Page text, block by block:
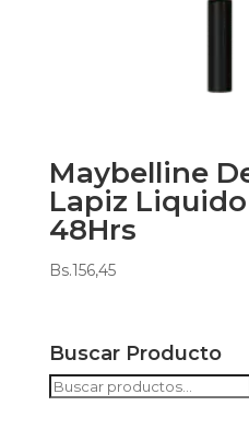
Maybelline
Lapiz
48Hrs
Bs.156,45
Buscar Producto
Buscar